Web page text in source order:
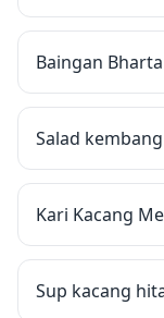
Baingan
Salad
Kari Kacang
Sup kacang